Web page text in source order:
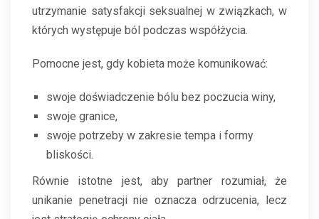
utrzymanie satysfakcji seksualnej w związkach, w
których występuje ból podczas współżycia.
Pomocne jest, gdy kobieta może komunikować:
swoje doświadczenie bólu bez poczucia winy,
swoje granice,
swoje potrzeby w zakresie tempa i formy
bliskości.
Równie istotne jest, aby partner rozumiał, że
unikanie penetracji nie oznacza odrzucenia, lecz